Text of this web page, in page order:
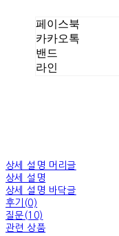
페이스북
카카오톡
밴드
라인
상세 설명 머리글
상세 설명
상세 설명 바닥글
후기(0)
질문(10)
관련 상품